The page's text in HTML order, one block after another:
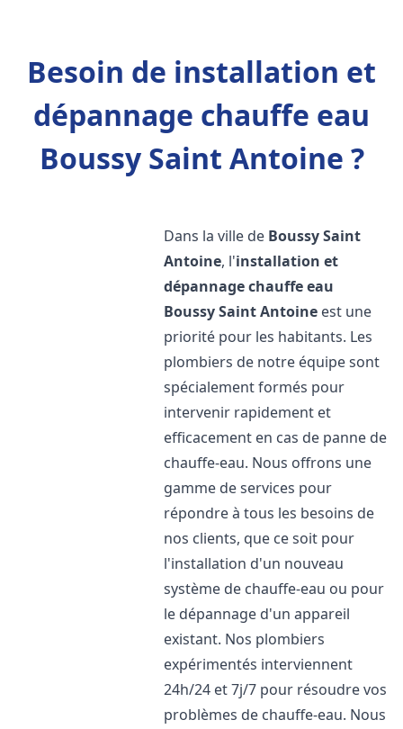
Besoin de installation et
dépannage chauffe eau
Boussy Saint Antoine ?
Dans la ville de Boussy Saint
Antoine, l'installation et
dépannage chauffe eau
Boussy Saint Antoine est une
priorité pour les habitants. Les
plombiers de notre équipe sont
spécialement formés pour
intervenir rapidement et
efficacement en cas de panne de
chauffe-eau. Nous offrons une
gamme de services pour
répondre à tous les besoins de
nos clients, que ce soit pour
l'installation d'un nouveau
système de chauffe-eau ou pour
le dépannage d'un appareil
existant. Nos plombiers
expérimentés interviennent
24h/24 et 7j/7 pour résoudre vos
problèmes de chauffe-eau. Nous